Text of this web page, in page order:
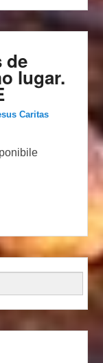
de
lugar.
Caritas